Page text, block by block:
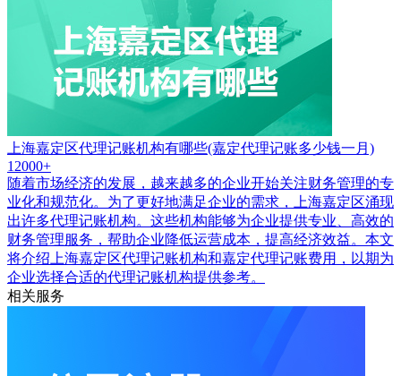
上海嘉定区代理记账机构有哪些(嘉定代理记账多少钱一月)
12000+
随着市场经济的发展，越来越多的企业开始关注财务管理的专
业化和规范化。为了更好地满足企业的需求，上海嘉定区涌现
出许多代理记账机构。这些机构能够为企业提供专业、高效的
财务管理服务，帮助企业降低运营成本，提高经济效益。本文
将介绍上海嘉定区代理记账机构和嘉定代理记账费用，以期为
企业选择合适的代理记账机构提供参考。
相关服务